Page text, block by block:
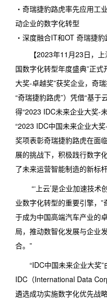
关
探
企
・奇瑞捷豹路虎率先应用工
动企业的数字化转型
・深度融合IT和OT 奇瑞捷
【2023年11月23日，
国数字化转型年度盛典”正
大奖-卓越奖”获奖企业，奇
“奇瑞捷豹路虎”）凭借“基
得“2023 IDC未来企业大奖-
“2023 IDC中国未来企业大
奖项表彰奇瑞捷豹路虎在面
展的挑战下，积极践行数字
了未来运营智能制造的新标杆
“‘上云’是企业加速技术
业数字化转型的重要引擎，
于成为中国高端汽车产业的
局，推动数智化发展与企业
合。”
“IDC中国未来企业大奖
IDC（International Data
遴选成功实施数字化优先战